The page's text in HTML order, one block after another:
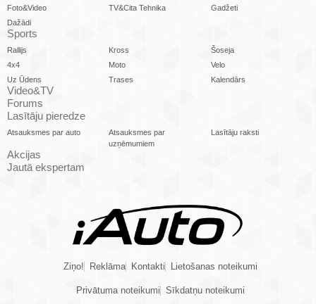
Foto&Video
TV&Cita Tehnika
Gadžeti
Dažādi
Sports
Rallijs Kross
Šoseja
4x4
Moto
Velo
Uz Ūdens
Trases Kalendārs
Video&TV
Forums
Lasītāju pieredze
Atsauksmes par auto
Atsauksmes par
uzņēmumiem
Lasītāju raksti
Akcijas
Jautā ekspertam
Ziņo! Reklāma Kontakti Lietošanas noteikumi
Privātuma noteikumi Sīkdatņu noteikumi